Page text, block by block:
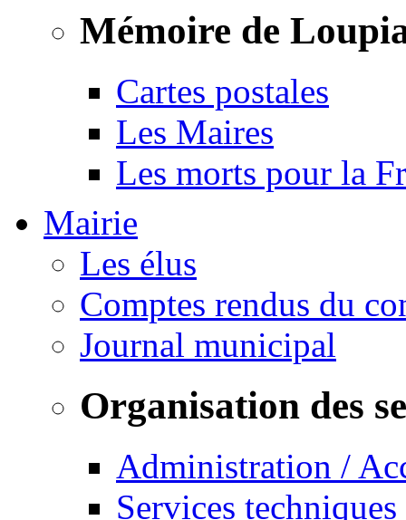
Mémoire de
Cartes postales
Les Maires
Les morts pour la
Mairie
Les élus
Comptes rendus du
Journal municipal
Organisation des
Administration /
Services techniques